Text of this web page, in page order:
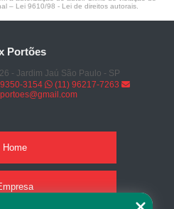
– Lei 9610/98 - Lei de direitos autorais
Portões
- Jardim Jaú São Paulo - SP
3154
(11) 96217-7263
Home